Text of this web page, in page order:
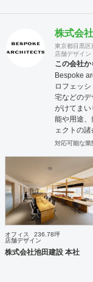
株式会
東京都目黒
店舗デザイン
この会社
Bespoke
ロフェッ
宅などの
がけてま
能や用途
ェクトの
件でこそ可
計・ラン
築物や高
計・デザイ
括管理等を
トップでの
クライアン
からプロセ
に適うコ
た、新規サ
間デザイ
対応可能な業
オフィス
236.78坪
店舗デザイン
株式会社池田建設 本社